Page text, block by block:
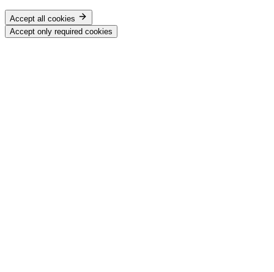
Accept all cookies
Accept only required cookies